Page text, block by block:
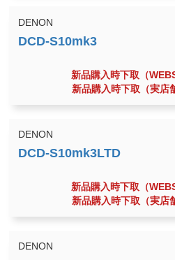
DENON
新品購入時下取（
新品購入時下取（実店
DENON
新品購入時下取（
新品購入時下取（実店
DENON